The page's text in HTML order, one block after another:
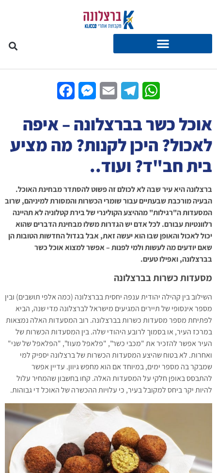
WhatsApp
Telegram
Email
Messenger
אוכל כשר בברצלונה – איפה
לאכול? היכן לקנות? מה מציע
בית חב"ד? ועוד..
ברצלונה היא עיר שבה לא לכולם זה פשוט להסתדר מבחינת האוכל.
הבעיה מורכבת שבעתיים עבור שומרי הכשרות והמסורת למיניהם, שרוב
המסעדות ה"רגילות" מההיצע הקולינרי של בירת קטלוניה לא תהיינה
רלוונטיות עבורם. לכל אדם יש הגדרות משלו מבחינת הדברים שהוא
יכול לאכול והאופן שבו הוא יעשה זאת, אבל בגדול החדשות הטובות הן
שאם יודעים מה לעשות ולמי לפנות – אפשר למצוא אוכל כשר
בברצלונה, ואפילו טעים.
מסעדות כשרות בברצלונה
השילוב בין קהילה יהודית ענפה יחסית בברצלונה (כמה אלפי תושבים) ובין
מספר אינסופי של תיירים המגיעים מישראל לברצלונה מדי שנה, הביא
לפתיחת מספר מסעדות כשרות בברצלונה. רוב המסעדות האלה נמצאות
במרכז העיר, או בסמוך לרובע היהודי שלה. בין המסעדות הכשרות של
העיר אפשר להזכיר את "מכבי כשר", "פלאפל מעוז", "הפלאפל של שני"
ואחרות. לא בטוח שהיצע המסעדות הכשרות של ברצלונה יספיק למי
שמבקר בה מספר ימים, במיוחד אם הוא מחפש גיוון. עדיין אפשר
להתבסס באופן חלקי על המסעדות האלה. קחו בחשבון שהמחיר עלול
להיות יקר ביחס למקובל בעיר, כי עלויות ההכשרה של האוכל די גבוהות.